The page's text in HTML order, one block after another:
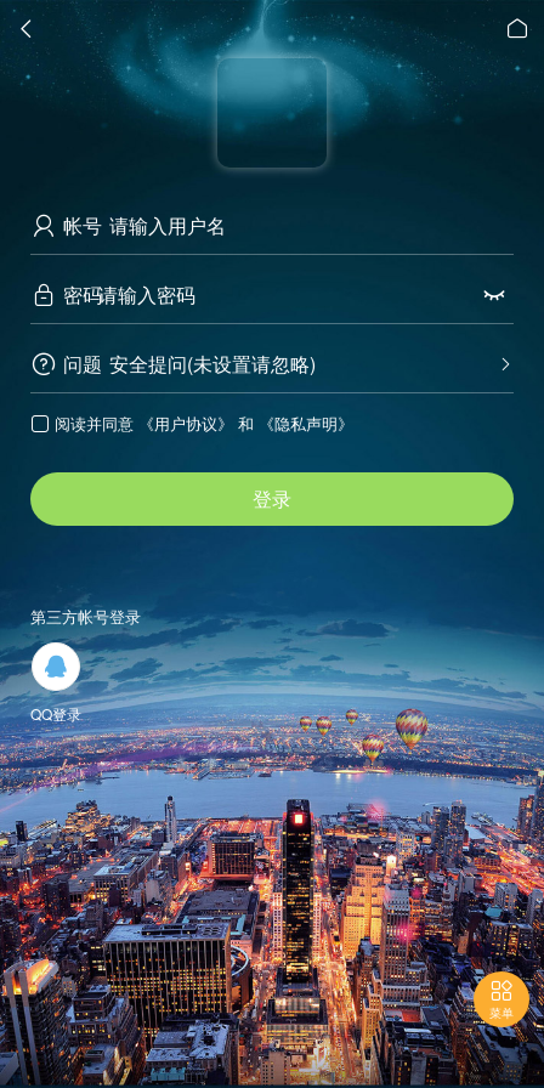
 
 帐号
 密码 
 问题 
安全提问(未设置请忽略)
 阅读并同意 《用户协议》 和 《隐私声明》
登录
第三方帐号登录

QQ登录

菜单